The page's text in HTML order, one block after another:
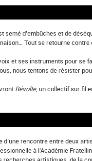
semé d’embûches et de
Tout se retourne contre
et ses instruments pour se
nous tentons de résister
Révolte, un collectif sur fil
d’une rencontre entre deux
à l’Académie